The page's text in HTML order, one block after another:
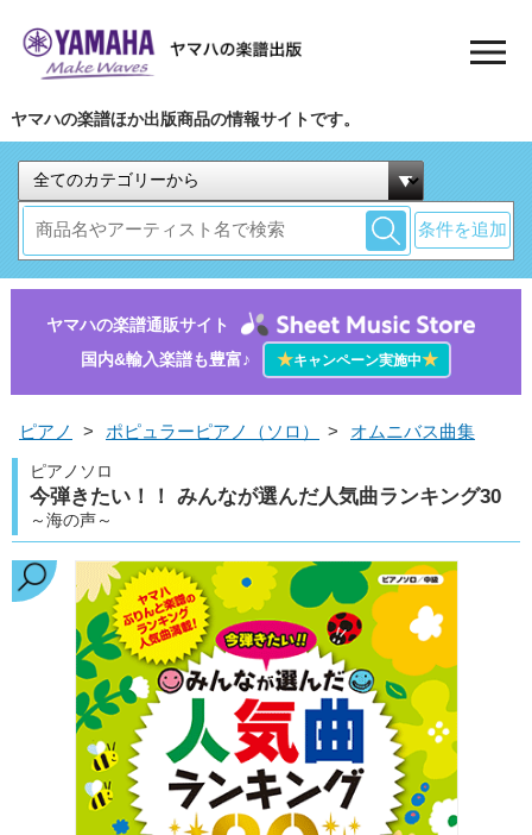
ヤマハの楽譜ほか出版商品の情報サイトです。
条件を追加
ヤマハの楽譜通販サイト
国内&輸入楽譜も豊富♪
★キャンペーン実施中★
ピアノ > ポピュラーピアノ（ソロ） > オムニバス曲集
ピアノソロ
今弾きたい！！ みんなが選んだ人気曲ランキング30
～海の声～